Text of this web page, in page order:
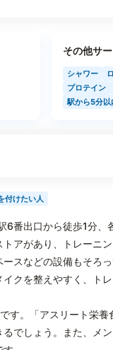
その他サ
シャワー
プロテイン
駅から5分以
付けたい人
6番出口から徒歩1分
アがあり、トレーニ
スなどの設備もそろ
クを整えやすく、ト
す。「アスリート栄
でしょう。また、メ